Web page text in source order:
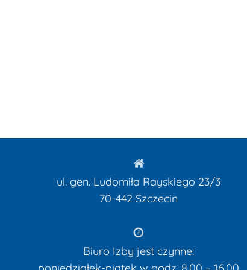
ul. gen. Ludomiła Rayskiego 23/3
70-442 Szczecin
Biuro Izby jest czynne: